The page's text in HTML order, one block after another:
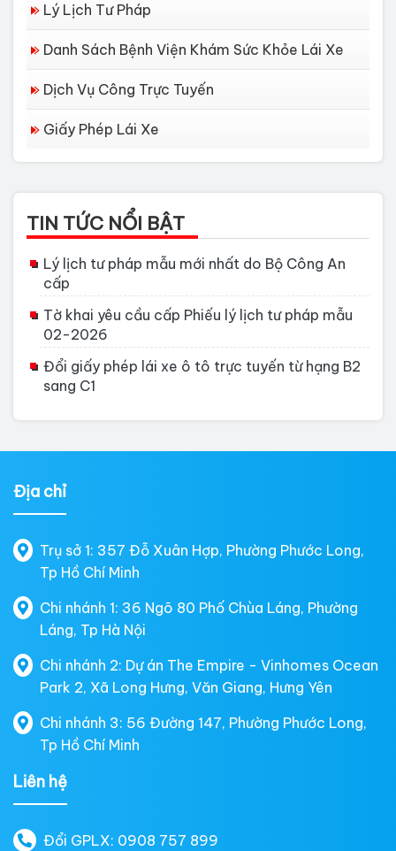
Lý Lịch Tư Pháp
Danh Sách Bệnh Viện Khám Sức Khỏe Lái Xe
Dịch Vụ Công Trực Tuyến
Giấy Phép Lái Xe
TIN TỨC NỔI BẬT
Lý lịch tư pháp mẫu mới nhất do Bộ Công An
cấp
Tờ khai yêu cầu cấp Phiếu lý lịch tư pháp mẫu
02-2026
Đổi giấy phép lái xe ô tô trực tuyến từ hạng B2
sang C1
Địa chỉ
Trụ sở 1: 357 Đỗ Xuân Hợp, Phường Phước Long,
Tp Hồ Chí Minh
Chi nhánh 1: 36 Ngõ 80 Phố Chùa Láng, Phường
Láng, Tp Hà Nội
Chi nhánh 2: Dự án The Empire - Vinhomes Ocean
Park 2, Xã Long Hưng, Văn Giang, Hưng Yên
Chi nhánh 3: 56 Đường 147, Phường Phước Long,
Tp Hồ Chí Minh
Liên hệ
Đổi GPLX: 0908 757 899